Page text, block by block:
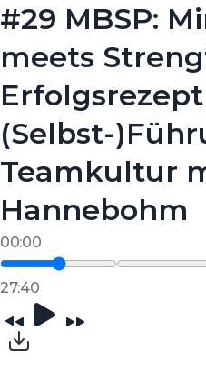
#29 MBSP:
meets
(Selbst-
Teamkultur
Hannebohm
00:00
27:40